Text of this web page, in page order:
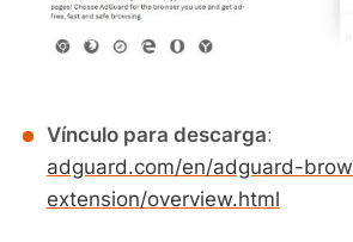
Vínculo para descarga:
adguard.com/en/adguard-
extension/overview.html